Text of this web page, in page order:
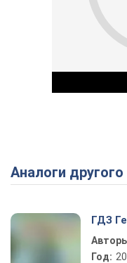
Аналоги
ГДЗ
Год: